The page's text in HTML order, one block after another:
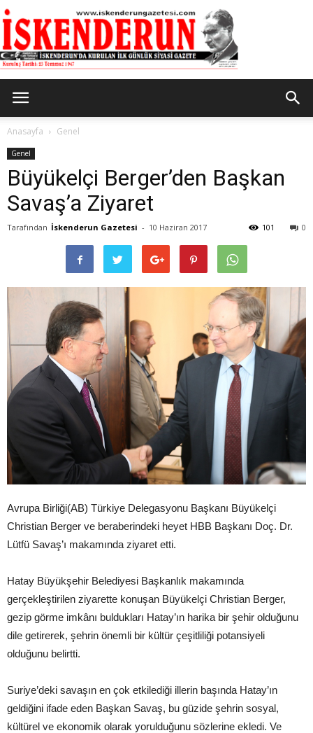
Gazetesi
Anasayfa Genel
Genel
Büyükelçi Berger’den Başkan
Savaş’a Ziyaret
Tarafından İskenderun Gazetesi - 10 Haziran 2017 0
101
Avrupa Birliği(AB) Türkiye Delegasyonu Başkanı Büyükelçi
Christian Berger ve beraberindeki heyet HBB Başkanı Doç. Dr.
Lütfü Savaş’ı makamında ziyaret etti.
Hatay Büyükşehir Belediyesi Başkanlık makamında
gerçekleştirilen ziyarette konuşan Büyükelçi Christian Berger,
gezip görme imkânı buldukları Hatay’ın harika bir şehir olduğunu
dile getirerek, şehrin önemli bir kültür çeşitliliği potansiyeli
olduğunu belirtti.
Suriye’deki savaşın en çok etkilediği illerin başında Hatay’ın
geldiğini ifade eden Başkan Savaş, bu güzide şehrin sosyal,
kültürel ve ekonomik olarak yorulduğunu sözlerine ekledi. Ve